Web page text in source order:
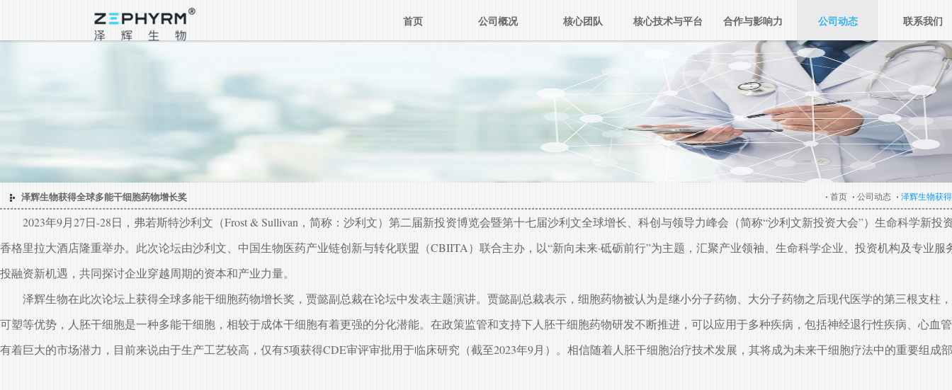
首页 公司概况 核心团队 核心技术与平台 合作与影响力 公司动态 联系我们
泽辉生物获得全球多能干细胞药物增长奖 首页 公司动态 泽辉生物获
2023年9月27日-28日，弗若斯特沙利文（Frost & Sullivan，简称：沙利文）第二届新投资博览会暨第十七届沙利文全球增长、科创与领导力峰会（简称“沙利文新投资大会”）生命科学新投
香格里拉大酒店隆重举办。此次论坛由沙利文、中国生物医药产业链创新与转化联盟（CBIITA）联合主办，以“新向未来·砥砺前行”为主题，汇聚产业领袖、生命科学企业、投资机构及专业服
投融资新机遇，共同探讨企业穿越周期的资本和产业力量。
泽辉生物在此次论坛上获得全球多能干细胞药物增长奖，贾懿副总裁在论坛中发表主题演讲。贾懿副总裁表示，细胞药物被认为是继小分子药物、大分子药物之后现代医学的第三根支柱
可塑等优势，人胚干细胞是一种多能干细胞，相较于成体干细胞有着更强的分化潜能。在政策监管和支持下人胚干细胞药物研发不断推进，可以应用于多种疾病，包括神经退行性疾病、心血
有着巨大的市场潜力，目前来说由于生产工艺较高，仅有5项获得CDE审评审批用于临床研究（截至2023年9月）。相信随着人胚干细胞治疗技术发展，其将成为未来干细胞疗法中的重要组成